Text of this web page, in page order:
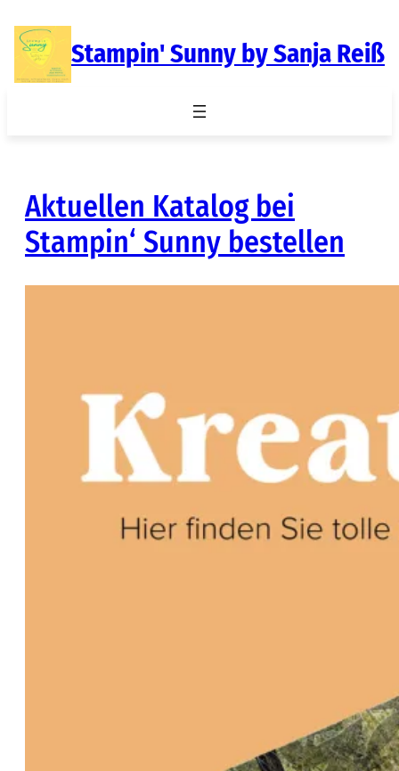
Inhalt
springen
Stampin' Sunny by Sanja Reiß
Aktuellen Katalog bei
Stampin‘ Sunny bestellen